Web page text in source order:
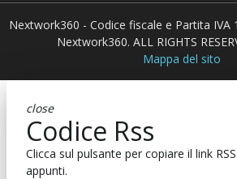
Nextwork360 - Codice fiscale e Partita
Nextwork360. ALL RIGHTS
Mappa del sito
close
Codice Rss
Clicca sul pulsante per copiare il link
appunti.